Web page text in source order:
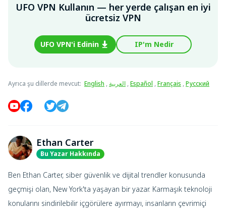
UFO VPN Kullanın — her yerde çalışan en iyi
ücretsiz VPN
UFO VPN'i Edinin IP'm Nedir
Ayrıca şu dillerde mevcut: English , العربية ,Español ,Français ,Русский
Ethan Carter
Bu Yazar Hakkında
Ben Ethan Carter, siber güvenlik ve dijital trendler konusunda
geçmişi olan, New York'ta yaşayan bir yazar. Karmaşık teknoloji
konularını sindirilebilir içgörülere ayırmayı, insanların çevrimiçi